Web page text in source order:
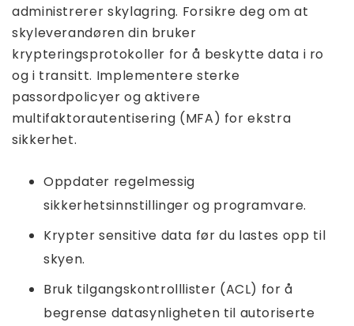
administrerer skylagring. Forsikre deg om at
skyleverandøren din bruker
krypteringsprotokoller for å beskytte data i ro
og i transitt. Implementere sterke
passordpolicyer og aktivere
multifaktorautentisering (MFA) for ekstra
sikkerhet.
Oppdater regelmessig
sikkerhetsinnstillinger og programvare.
Krypter sensitive data før du lastes opp til
skyen.
Bruk tilgangskontrolllister (ACL) for å
begrense datasynligheten til autoriserte